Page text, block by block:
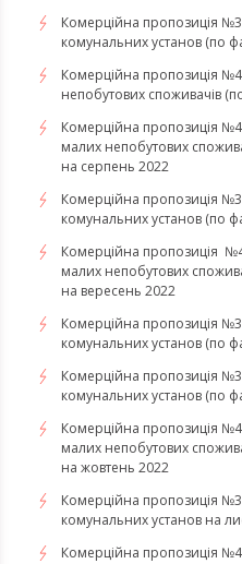
Комерційна пропозиція
комунальних установ (по
Комерційна пропозиція
непобутових споживачів
Комерційна пропозиція №4
малих непобутових
на серпень 2022
Комерційна пропозиція
комунальних установ (по
Комерційна пропозиція
малих непобутових
на вересень 2022
Комерційна пропозиція
комунальних установ (по
Комерційна пропозиція
комунальних установ (по
Комерційна пропозиція №4
малих непобутових
на жовтень 2022
Комерційна пропозиція
комунальних установ на
Комерційна пропозиція №4